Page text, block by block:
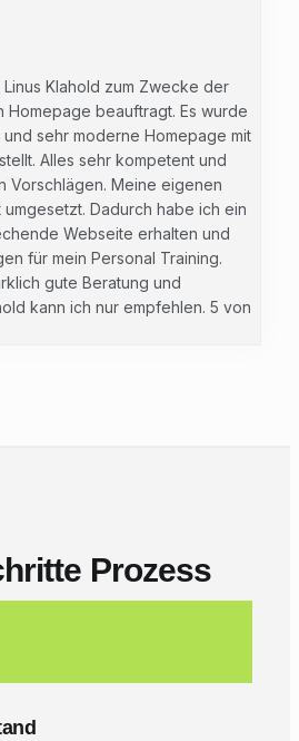
Klahold zum Zwecke der
Homepage beauftragt. Es wurde
sehr moderne Homepage mit
Alles sehr kompetent und
Vorschlägen. Meine eigenen
Dadurch habe ich ein
Webseite erhalten und
für mein Personal Training.
gute Beratung und
kann ich nur empfehlen. 5 von
Prozess